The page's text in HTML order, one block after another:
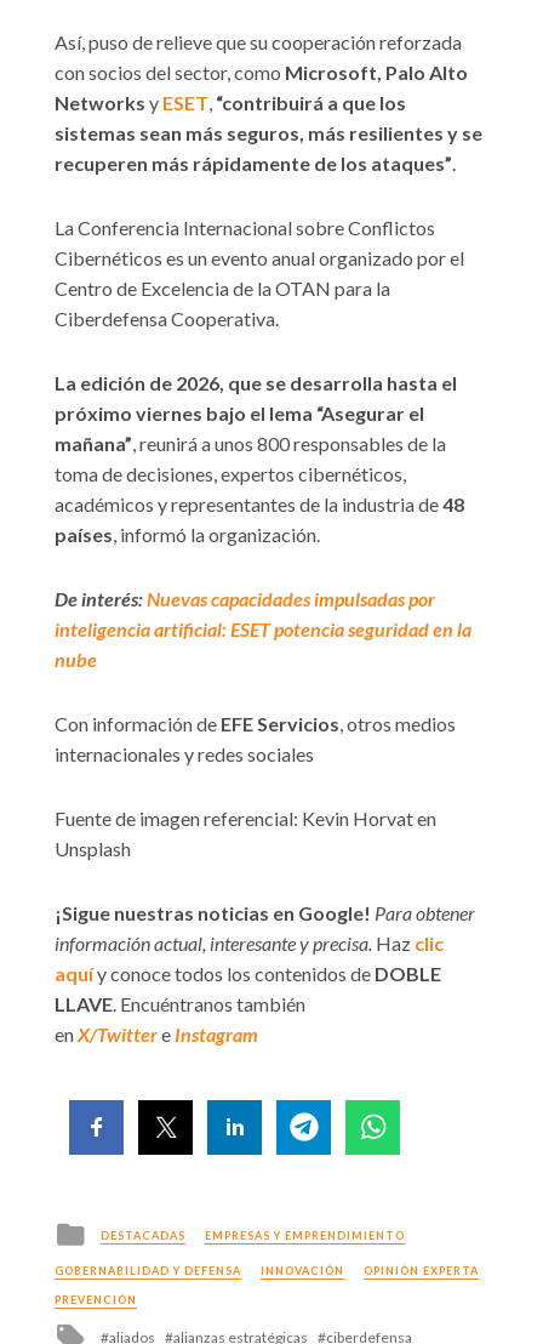
Así, puso de relieve que su cooperación reforzada
con socios del sector, como Microsoft, Palo Alto
Networks y ESET “contribuirá a que los
sistemas sean más seguros, más resilientes y se
recuperen más rápidamente de los ataques”
La Conferencia Internacional sobre Conflictos
Cibernéticos es un evento anual organizado por el
Centro de Excelencia de la OTAN para la
Ciberdefensa Cooperativa.
La edición de 2026, que se desarrolla hasta el
próximo viernes bajo el lema “Asegurar el
mañana” , reunirá a unos 800 responsables de la
toma de decisiones, expertos cibernéticos,
académicos y representantes de la industria de48
países , informó la organización.
De interés:Nuevas capacidades impulsadas por
inteligencia artificial: ESET potencia seguridad en la
nube
Con información de EFE Servicios , otros medios
internacionales y redes sociales
Fuente de imagen referencial: Kevin Horvat en
Unsplash
¡Sigue nuestras noticias en Google! Para obtener
información actual, interesante y precisa. Haz clic
aquíy conoce todos los contenidos de DOBLE
LLAVE . Encuéntranos también
en X/Twittere Instagram
Posted
in
DESTACADAS EMPRESAS Y EMPRENDIMIENTO
GOBERNABILIDAD Y DEFENSA INNOVACIÓN OPINIÓN EXPERTA
PREVENCIÓN
Tagged
aliados alianzas estratégicas ciberdefensa